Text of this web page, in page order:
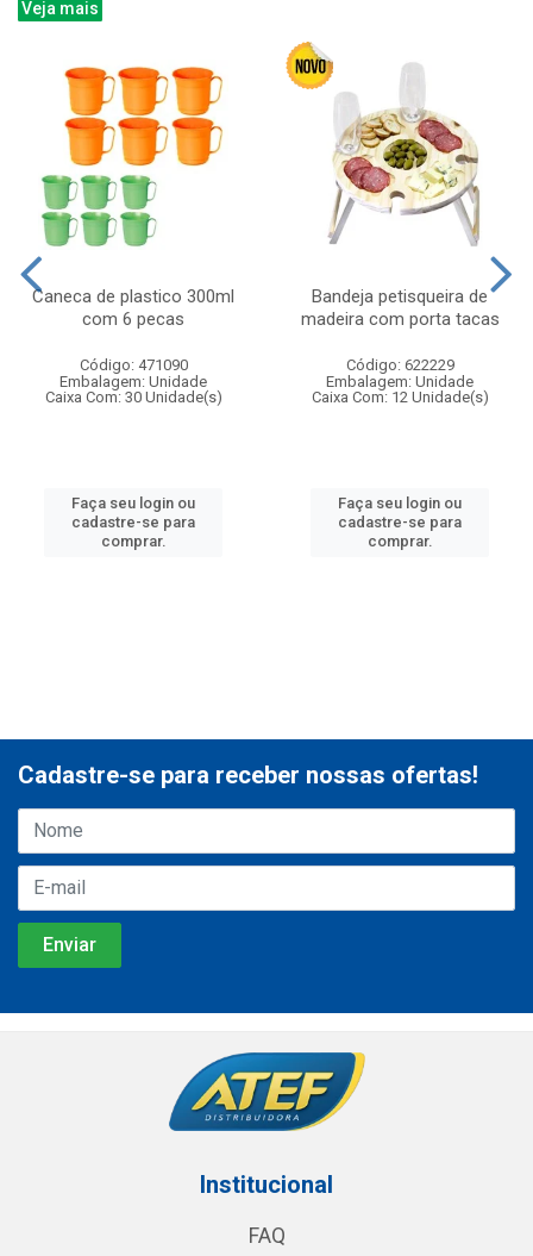
Veja mais
Caneca de plastico 300ml
com 6 pecas
Código: 471090
Embalagem: Unidade
Caixa Com: 30 Unidade(s)
Faça seu login ou
cadastre-se para
comprar.
Bandeja petisqueira de
madeira com porta tacas
Código: 622229
Embalagem: Unidade
Caixa Com: 12 Unidade(s)
Faça seu login ou
cadastre-se para
comprar.
Cadastre-se para receber nossas ofertas!
Institucional
FAQ